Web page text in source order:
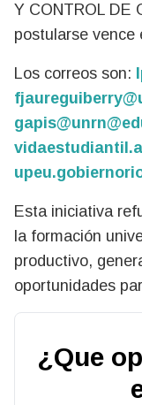
Y CONTROL DE
postularse vence
Los correos son:
gapis@
Esta iniciativa
la formación
productivo,
oportunidades
¿Que